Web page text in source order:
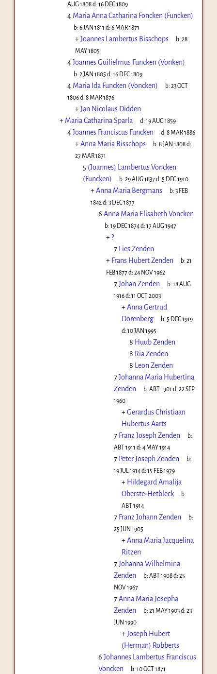
AUG 1808d: 16 DEC 1809
4 Maria Anna Catharina Foncken (Funcken)
b:6 JAN 1811 d:6 MAR 1871
+Joannes Lambertus Bisschops b:28
MAY 1805
4Joannes Guilielmus Funcken (Vonken)
b:2 JAN 1805 d:16 DEC 1809
4 Maria Ida Funcken (Voncken) b:23 OCT
1806d: 8 MAR 1876
+Jan Nicolaus Didden
+ Maria Catharina Sparla d:19 AUG 1859
4Joannes Franciscus Funcken d:8 MAR 1886
+Anna Maria Bisschops b:8 JAN 1808d:
27 MAR 1871
5 (Joannes) Lambertus Voncken
(Funcken)
b:29 AUG 1837d: 5 DEC 1910
+Anna Maria Bergmans b:3 FEB
1842 d: 3 DEC 1877
6 Anna Maria Elisabeth Voncken
b:19 DEC 1874d:17 AUG 1947
+ ?
7 Lies Zenden
+ Frans Hubert Zenden b:21
FEB 1877d: 24 NOV 1962
7Johan Zenden b:18 AUG
1916d: 11 OCT 2003
+Anna Gertrud
Dörenberg
b: 5 DEC 1919
d: 10 JAN 1995
8 Huub Zenden
8 Ria Zenden
8 Leon Zenden
7Johanna Maria Hubertina
Zenden
b:ABT 1901 d:22 SEP
1960
+Gerardus Christiaan
Hubertus Aarts
7 Franz Joseph Zenden
b:
ABT 1911 d: 4 MAY 1914
7 Peter Joseph Zenden
b:
19 JUL 1914d: 15 FEB 1979
+ Hildegard Amalija
Oberste-Hetbleck
b:
ABT 1914
7 Franz Johann Zenden
b:
25 JUN 1905
+Anna Maria Jacquelina
Ritzen
7Johanna Wilhelmina
Zenden
b:ABT 1908d:25
NOV 1967
7Anna Maria Josepha
Zenden
b:21 MAY 1903d:23
JUN 1990
+Joseph Hubert
(Herman) Robberts
6 Johannes Lambertus Franciscus
Voncken
b:10 OCT 1871